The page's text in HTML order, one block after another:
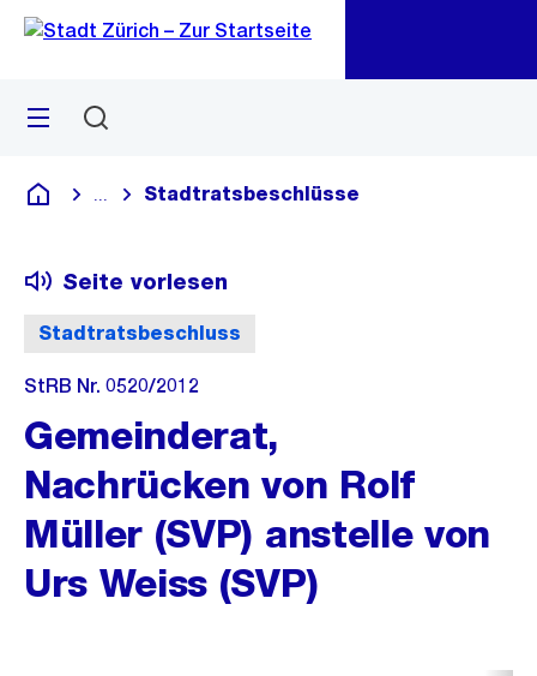
Navigation
Sprunglink
Menü
Deutsch
Blende alle Breadcrumbs ein
Stadtratsbeschlüsse
Stadtratsbeschluss
Seite vorlesen
StRB Nr. 0520/2012
Gemeinderat,
Nachrücken von Rolf
Müller (SVP) anstelle von
Urs Weiss (SVP)